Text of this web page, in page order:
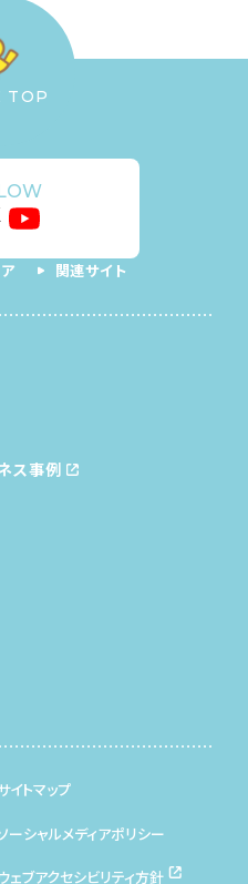
TOP
関連サイト
ス事例
イトマップ
ーシャルメディアポリシー
ェブアクセシビリティ方針